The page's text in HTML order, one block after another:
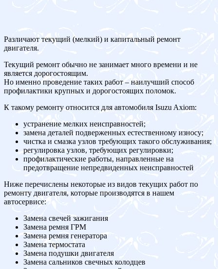
Различают текущий (мелкий) и капитальный ремонт
двигателя.
Текущий ремонт обычно не занимает много времени и не
является дорогостоящим.
Но именно проведение таких работ – наилучший способ
профилактики крупных и дорогостоящих поломок.
К такому ремонту относится для автомобиля Isuzu Axiom:
устранение мелких неисправностей;
замена деталей подверженных естественному износу;
чистка и смазка узлов требующих такого обслуживания;
регулировка узлов, требующих регулировки;
профилактические работы, направленные на
предотвращение непредвиденных неисправностей
Ниже перечислены некоторые из видов текущих работ по
ремонту двигателя, которые производятся в нашем
автосервисе:
Замена свечей зажигания
Замена ремня ГРМ
Замена ремня генератора
Замена термостата
Замена подушки двигателя
Замена сальников свечных колодцев